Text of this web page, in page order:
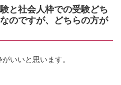
と社会人枠での受験どち
のですが、どちらの方が
いいと思います。